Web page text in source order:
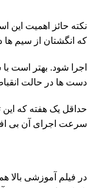
نکته حائز اهمیت این
که انگشتان از سیم ها
اجرا شود. بهتر است
دست ها در حالت
حداقل یک هفته که این
سرعت اجرای آن بی
در فیلم آموزشی بالا